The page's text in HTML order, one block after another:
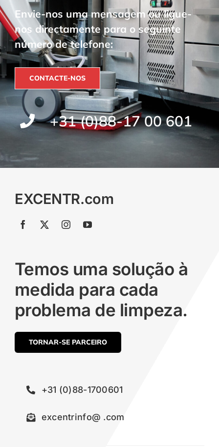
Envie-nos uma mensagem ou ligue-
nos directamente para o seguinte
número de telefone:
CONTACTE-NOS
+31 (0)88-17 00 601
EXCENTR.com
Temos uma solução à
medida para cada
problema de limpeza.
TORNAR-SE PARCEIRO
+31 (0)88-1700601
excentrinfo@ .com